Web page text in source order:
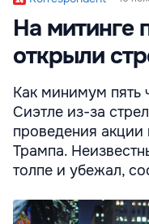
На митинге
открыли
Как минимум пять
Сиэтле из-за
проведения акции
Трампа.
толпе и убежал,